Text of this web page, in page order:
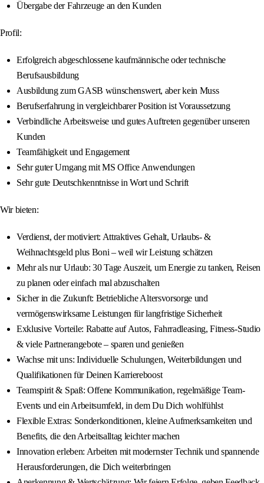
Übergabe der Fahrzeuge an den Kunden
Profil:
Erfolgreich abgeschlossene kaufmännische oder technische
Berufsausbildung
Ausbildung zum GASB wünschenswert, aber kein Muss
Berufserfahrung in vergleichbarer Position ist Voraussetzung
Verbindliche Arbeitsweise und gutes Auftreten gegenüber unseren
Kunden
Teamfähigkeit und Engagement
Sehr guter Umgang mit MS Office Anwendungen
Sehr gute Deutschkenntnisse in Wort und Schrift
Wir bieten:
Verdienst, der motiviert: Attraktives Gehalt, Urlaubs- &
Weihnachtsgeld plus Boni – weil wir Leistung schätzen
Mehr als nur Urlaub: 30 Tage Auszeit, um Energie zu tanken, Reisen
zu planen oder einfach mal abzuschalten
Sicher in die Zukunft: Betriebliche Altersvorsorge und
vermögenswirksame Leistungen für langfristige Sicherheit
Exklusive Vorteile: Rabatte auf Autos, Fahrradleasing, Fitness-Studio
& viele Partnerangebote – sparen und genießen
Wachse mit uns: Individuelle Schulungen, Weiterbildungen und
Qualifikationen für Deinen Karriereboost
Teamspirit & Spaß: Offene Kommunikation, regelmäßige Team-
Events und ein Arbeitsumfeld, in dem Du Dich wohlfühlst
Flexible Extras: Sonderkonditionen, kleine Aufmerksamkeiten und
Benefits, die den Arbeitsalltag leichter machen
Innovation erleben: Arbeiten mit modernster Technik und spannende
Herausforderungen, die Dich weiterbringen